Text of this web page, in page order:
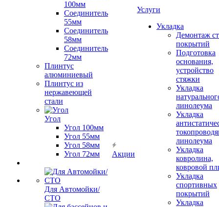
100мм
Соединитель
55мм
Соединитель
58мм
Соединитель
72мм
Плинтус
алюминиевый
Плинтус из
нержавеющей
стали
Угол
Угол 100мм
Угол 55мм
Угол 58мм
Угол 72мм
Для Автомойки/
СТО
Акции
Услуги
Укладка
Демонтаж
покрытий
Подготовка
основания,
устройство
стяжки
Укладка
линолеума
Укладка
линолеума
Укладка
ковролина,
ковровой
Укладка
спортивных
покрытий
Укладка